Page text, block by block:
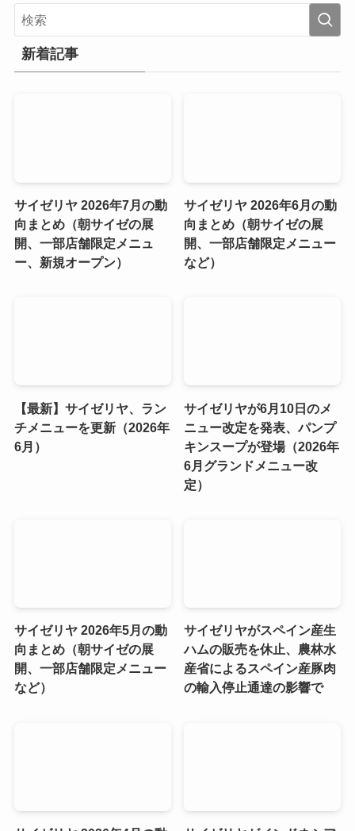
新着記事
サイゼリヤ 2026年7月の動
向まとめ（朝サイゼの展
開、一部店舗限定メニュ
ー、新規オープン）
サイゼリヤ 2026年6月の動
向まとめ（朝サイゼの展
開、一部店舗限定メニュー
など）
【最新】サイゼリヤ、ラン
チメニューを更新（2026年
6月）
サイゼリヤが6月10日のメ
ニュー改定を発表、パンプ
キンスープが登場（2026年
6月グランドメニュー改
定）
サイゼリヤ 2026年5月の動
向まとめ（朝サイゼの展
開、一部店舗限定メニュー
など）
サイゼリヤがスペイン産生
ハムの販売を休止、農林水
産省によるスペイン産豚肉
の輸入停止通達の影響で